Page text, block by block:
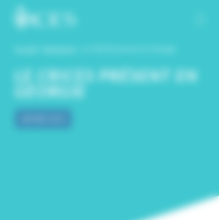
LE CRICES PRÉSENT EN
GÉORGIE
Panneau de gestion des cookies